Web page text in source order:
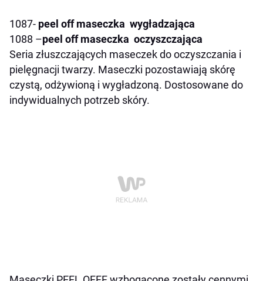
1087- peel off maseczka wygładzająca
1088 –peel off maseczka oczyszczająca
Seria złuszczających maseczek do oczyszczania i
pielęgnacji twarzy. Maseczki pozostawiają skórę
czystą, odżywioną i wygładzoną. Dostosowane do
indywidualnych potrzeb skóry.